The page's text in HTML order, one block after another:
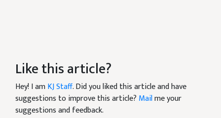
Like this article?
Hey! I amKJ Staff. Did you liked this article and have
suggestions to improve this article? Mailme your
suggestions and feedback.